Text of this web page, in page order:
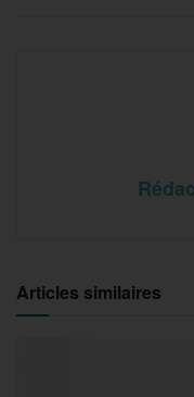
Articles similaires